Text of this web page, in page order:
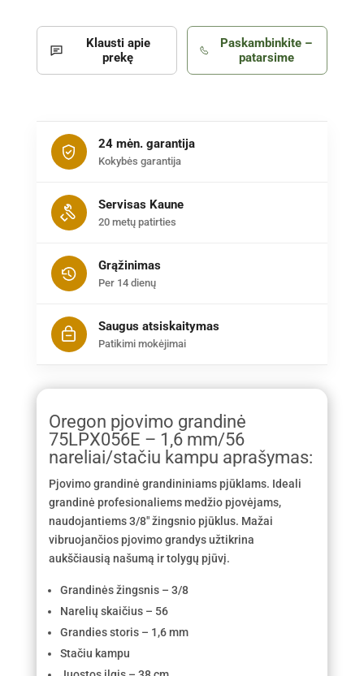
Klausti apie
prekę
Paskambinkite –
patarsime
24 mėn. garantija
Kokybės garantija
Servisas Kaune
20 metų patirties
Grąžinimas
Per 14 dienų
Saugus atsiskaitymas
Patikimi mokėjimai
Oregon pjovimo grandinė
75LPX056E – 1,6 mm/56
nareliai/stačiu kampu aprašymas:
Pjovimo grandinė grandininiams pjūklams. Ideali
grandinė profesionaliems medžio pjovėjams,
naudojantiems 3/8″ žingsnio pjūklus. Mažai
vibruojančios pjovimo grandys užtikrina
aukščiausią našumą ir tolygų pjūvį.
Grandinės žingsnis – 3/8
Narelių skaičius – 56
Grandies storis – 1,6 mm
Stačiu kampu